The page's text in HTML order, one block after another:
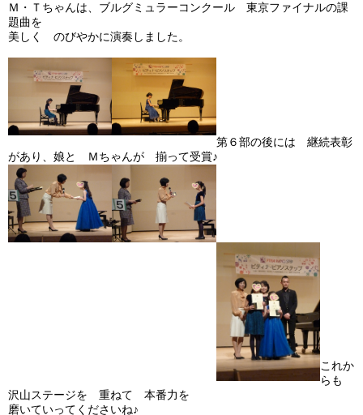
Ｍ・Ｔちゃんは、ブルグミュラーコンクール 東京ファイナルの課
題曲を
美しく のびやかに演奏しました。
第６部の後には 継続表彰
があり、娘と Ｍちゃんが 揃って受賞♪
これか
らも
沢山ステージを 重ねて 本番力を
磨いていってくださいね♪